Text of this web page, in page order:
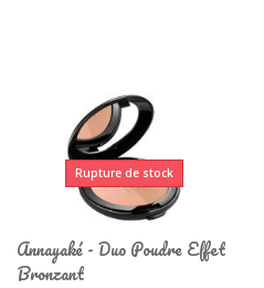
Rupture de stock
Annayaké - Duo Poudre Effet
Bronzant